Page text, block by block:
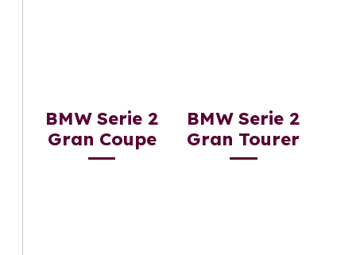
BMW Serie 2
Gran Coupe
BMW Serie 2
Gran Tourer